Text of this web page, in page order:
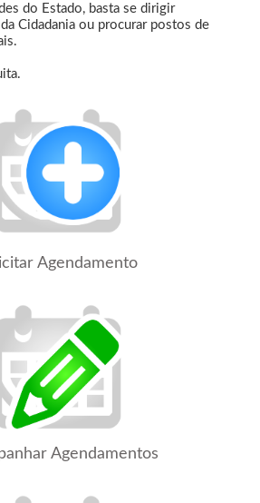
do Estado, basta se dirigir
Cidadania ou procurar postos de
Agendamento
Agendamentos